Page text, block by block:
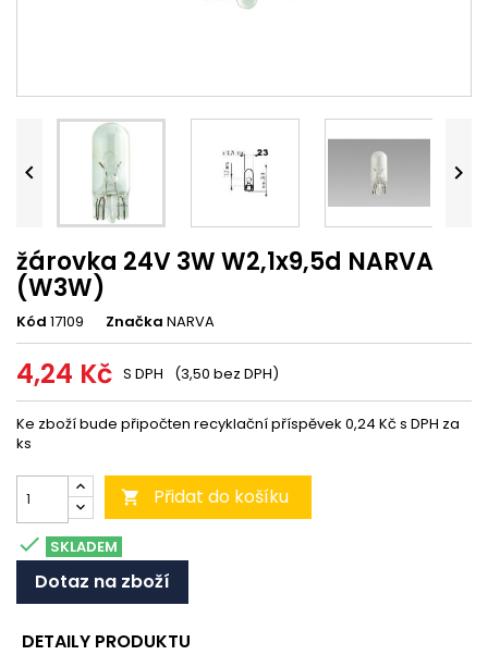
 
žárovka 24V 3W W2,1x9,5d NARVA
(W3W)
Kód 17109 Značka NARVA
4,24 Kč S DPH (3,50 bez DPH)
Ke zboží bude připočten recyklační příspěvek 0,24 Kč s DPH za
ks
 Přidat do košíku
 SKLADEM
Dotaz na zboží
DETAILY PRODUKTU